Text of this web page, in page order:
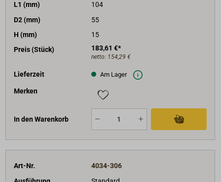
L1 (mm)
104
D2 (mm)
55
H (mm)
15
Preis (Stück)
183,61 €*
netto: 154,29 €
Lieferzeit Am Lager
Merken
In den Warenkorb
Art-Nr.
4034-306